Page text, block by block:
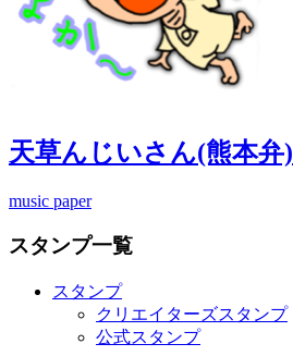
天草んじいさん(熊本弁)
music paper
スタンプ一覧
スタンプ
クリエイターズスタンプ
公式スタンプ